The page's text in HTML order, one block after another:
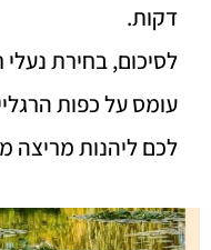
דקות.
לסיכום, בחירת
עומס על כפות
לכם ליהנות מריצה